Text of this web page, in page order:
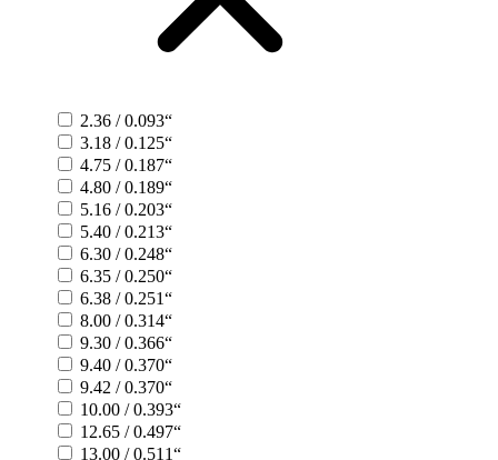
2.36 / 0.093“
3.18 / 0.125“
4.75 / 0.187“
4.80 / 0.189“
5.16 / 0.203“
5.40 / 0.213“
6.30 / 0.248“
6.35 / 0.250“
6.38 / 0.251“
8.00 / 0.314“
9.30 / 0.366“
9.40 / 0.370“
9.42 / 0.370“
10.00 / 0.393“
12.65 / 0.497“
13.00 / 0.511“